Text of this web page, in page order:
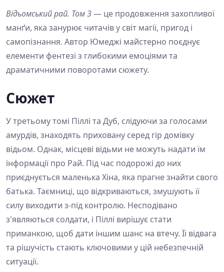
Відьомський рай. Том 3— це продовження захопливої
манґи, яка занурює читачів у світ магії, пригод і
самопізнання. Автор Юмеджі майстерно поєднує
елементи фентезі з глибокими емоціями та
драматичними поворотами сюжету.
Сюжет
У третьому томі Піллі та Дуб, слідуючи за голосами
амурдів, знаходять приховану серед гір домівку
відьом. Однак, місцеві відьми не можуть надати їм
інформації про Рай. Під час подорожі до них
приєднується маленька Хіна, яка прагне знайти свого
батька. Таємниці, що відкриваються, змушують її
силу виходити з-під контролю. Несподівано
з'являються солдати, і Піллі вирішує стати
приманкою, щоб дати іншим шанс на втечу. Її відвага
та рішучість стають ключовими у цій небезпечній
ситуації.